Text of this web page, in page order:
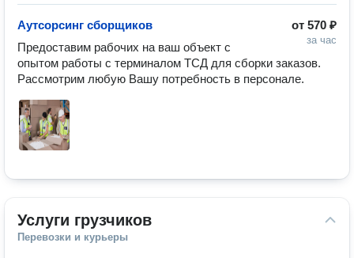
от 570 ₽
за час
Аутсорсинг сборщиков
Предоставим рабочих на ваш объект с
опытом работы с терминалом ТСД для сборки заказов.
Рассмотрим любую Вашу потребность в персонале.
Услуги грузчиков
Перевозки и курьеры